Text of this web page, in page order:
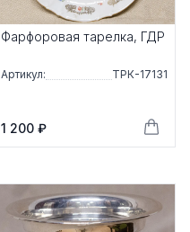
Фарфоровая тарелка, ГДР
Артикул: ТРК-17131
1 200 ₽